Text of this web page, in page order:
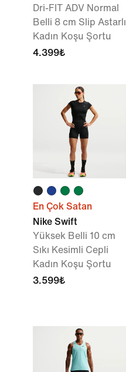
Dri-FIT ADV Normal
Belli 8 cm Slip Astarlı
Kadın Koşu Şortu
4.399₺
En Çok Satan
Nike Swift
Yüksek Belli 10 cm
Sıkı Kesimli Cepli
Kadın Koşu Şortu
3.599₺